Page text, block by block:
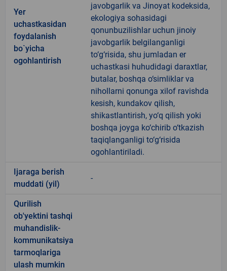
Yer
uchastkasidan
foydalanish
bo`yicha
ogohlantirish
javobgarlik va Jinoyat kodeksida,
ekologiya sohasidagi
qonunbuzilishlar uchun jinoiy
javobgarlik belgilanganligi
to‘g‘risida, shu jumladan er
uchastkasi huhudidagi daraxtlar,
butalar, boshqa o‘simliklar va
nihollarni qonunga xilof ravishda
kesish, kundakov qilish,
shikastlantirish, yo‘q qilish yoki
boshqa joyga ko‘chirib o‘tkazish
taqiqlanganligi to‘g‘risida
ogohlantiriladi.
Ijaraga berish
muddati (yil)
-
Qurilish
ob'yektini tashqi
muhandislik-
kommunikatsiya
tarmoqlariga
ulash mumkin